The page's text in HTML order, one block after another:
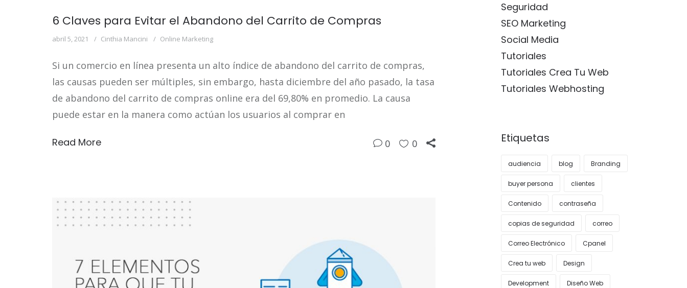
6 Claves para Evitar el Abandono del Carrito de Compras
abril 5, 2021 Cinthia Mancini Online Marketing
Si un comercio en línea presenta un alto índice de abandono del carrito de compras,
las causas pueden ser múltiples, sin embargo, hasta diciembre del año pasado, la tasa
de abandono del carrito de compras online era del 69,80% en promedio. La causa
puede estar en la manera como actúan los usuarios al comprar en
Read More 0 0
Seguridad
SEO Marketing
Social Media
Tutoriales
Tutoriales Crea Tu Web
Tutoriales Webhosting
Etiquetas
audiencia blog Branding
buyer persona clientes
Contenido contraseña
copias de seguridad correo
Correo Electrónico Cpanel
Crea tu web Design
Development Diseño Web